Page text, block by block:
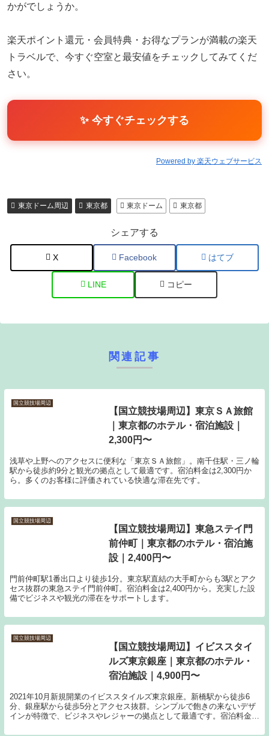
かがでしょうか。
楽天ポイント還元・会員特典・お得なプランが満載の楽天
トラベルで、今すぐ空室と最安値をチェックしてみてくだ
さい。
✨ 今すぐチェックする
Powered by 楽天ウェブサービス
東京ドーム周辺 東京都 東京ドーム 東京都
シェアする
X Facebook はてブ
LINE コピー
関連記事
国立競技場周辺
【国立競技場周辺】東京ＳＡ旅館
｜東京都のホテル・宿泊施設｜
2,300円〜
浅草や上野へのアクセスに便利な「東京ＳＡ旅館」。南千住駅・三ノ輪
駅から徒歩約9分と観光の拠点として最適です。宿泊料金は2,300円か
ら。多くのお客様に評価されている快適な滞在先です。
国立競技場周辺
【国立競技場周辺】東急ステイ門
前仲町｜東京都のホテル・宿泊施
設｜2,400円〜
門前仲町駅1番出口より徒歩1分。東京駅直結の大手町からも3駅とアク
セス抜群の東急ステイ門前仲町。宿泊料金は2,400円から。充実した設
備でビジネスや観光の滞在をサポートします。
国立競技場周辺
【国立競技場周辺】イビススタイ
ルズ東京銀座｜東京都のホテル・
宿泊施設｜4,900円〜
2021年10月新規開業のイビススタイルズ東京銀座。新橋駅から徒歩6
分、銀座駅から徒歩5分とアクセス抜群。シンプルで飽きの来ないデザ
インが特徴で、ビジネスやレジャーの拠点として最適です。宿泊料金は